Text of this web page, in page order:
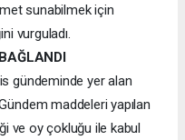
sunabilmek için
vurguladı.
gündeminde yer alan
maddeleri yapılan
ve oy çokluğu ile kabul